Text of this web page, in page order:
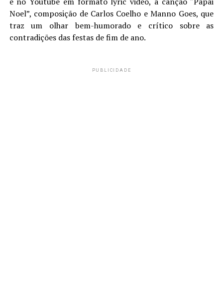
Noel”, composição de Carlos Coelho e Manno Goes, que
traz um olhar bem-humorado e crítico sobre as
contradições das festas de fim de ano.
PUBLICIDADE